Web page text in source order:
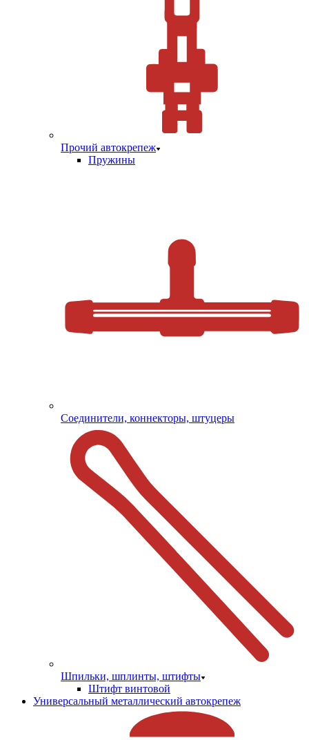
Прочий автокрепеж
Пружины
Соединители, коннекторы, штуцеры
Шпильки, шплинты, штифты
Штифт винтовой
Универсальный металлический автокрепеж